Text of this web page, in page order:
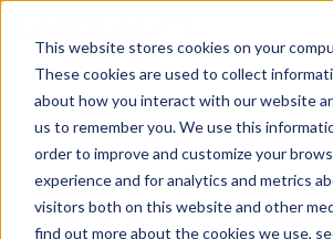
This website stores cookies on your
These cookies are used to collect
about how you interact with our website
us to remember you. We use this
order to improve and customize your
experience and for analytics and metrics
visitors both on this website and other
find out more about the cookies we use,